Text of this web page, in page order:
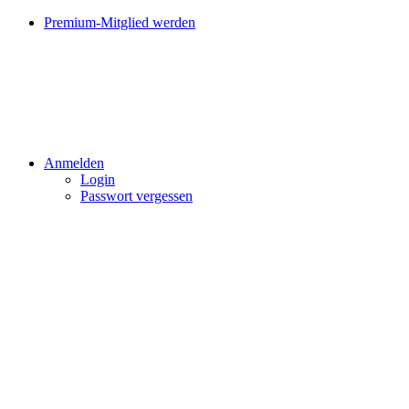
Premium-Mitglied werden
Anmelden
Login
Passwort vergessen